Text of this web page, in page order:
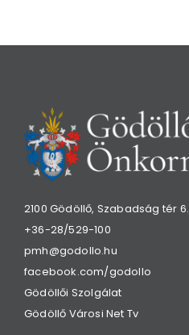
2100 Gödöllő, Szabadság tér 6.
+36-28/529-100
pmh@godollo.hu
facebook.com/godollo
Gödöllői Szolgálat
Gödöllő Városi Net Tv